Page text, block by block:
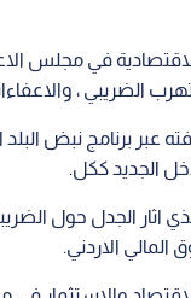
في مجلس
الضريبي ،
عبر برنامج نبض البلد
الجديد ككل.
المالي الاردني.